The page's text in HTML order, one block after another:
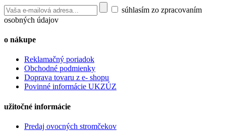
súhlasím zo zpracovaním
osobných údajov
o nákupe
Reklamačný poriadok
Obchodné podmienky
Doprava tovaru z e- shopu
Povinné informácie UKZÚZ
užitočné informácie
Predaj ovocných stromčekov